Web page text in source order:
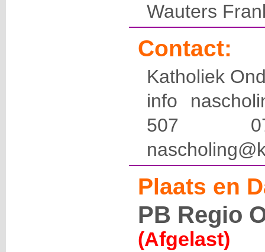
Wauters
Contact:
Katholiek
info
507
Plaats en
PB Regio
(Afgelast)